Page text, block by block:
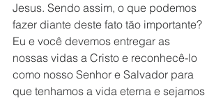
Jesus. Sendo assim, o que podemos
fazer diante deste fato tão importante?
Eu e você devemos entregar as
nossas vidas a Cristo e reconhecê-lo
como nosso Senhor e Salvador para
que tenhamos a vida eterna e sejamos